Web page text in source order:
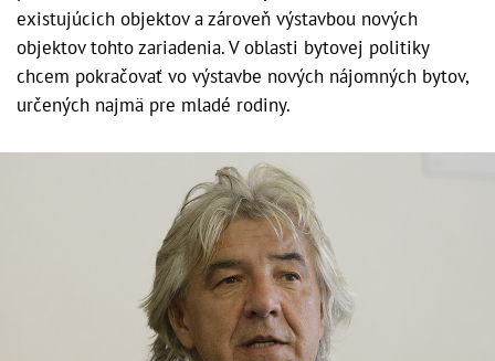
existujúcich objektov a zároveň výstavbou nových
objektov tohto zariadenia. V oblasti bytovej politiky
chcem pokračovať vo výstavbe nových nájomných bytov,
určených najmä pre mladé rodiny.